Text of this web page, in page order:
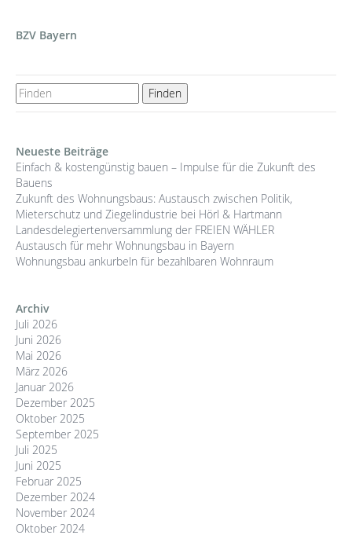
BZV Bayern
Neueste Beiträge
Einfach & kostengünstig bauen – Impulse für die Zukunft des
Bauens
Zukunft des Wohnungsbaus: Austausch zwischen Politik,
Mieterschutz und Ziegelindustrie bei Hörl & Hartmann
Landesdelegiertenversammlung der FREIEN WÄHLER
Austausch für mehr Wohnungsbau in Bayern
Wohnungsbau ankurbeln für bezahlbaren Wohnraum
Archiv
Juli 2026
Juni 2026
Mai 2026
März 2026
Januar 2026
Dezember 2025
Oktober 2025
September 2025
Juli 2025
Juni 2025
Februar 2025
Dezember 2024
November 2024
Oktober 2024